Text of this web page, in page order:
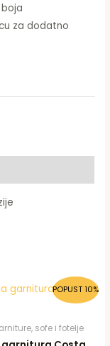
za dodatno
POPUST 10%
sofe i fotelje
Original
price
Current
price
is: